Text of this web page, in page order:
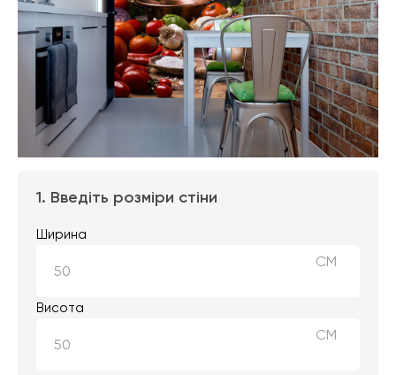
1. Введіть розміри стіни
Ширина
СМ
Висота
СМ